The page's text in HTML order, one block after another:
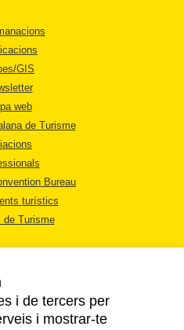
GIS
web
de Turisme
Bureau
turístics
de Turisme
i de tercers per
i mostrar-te